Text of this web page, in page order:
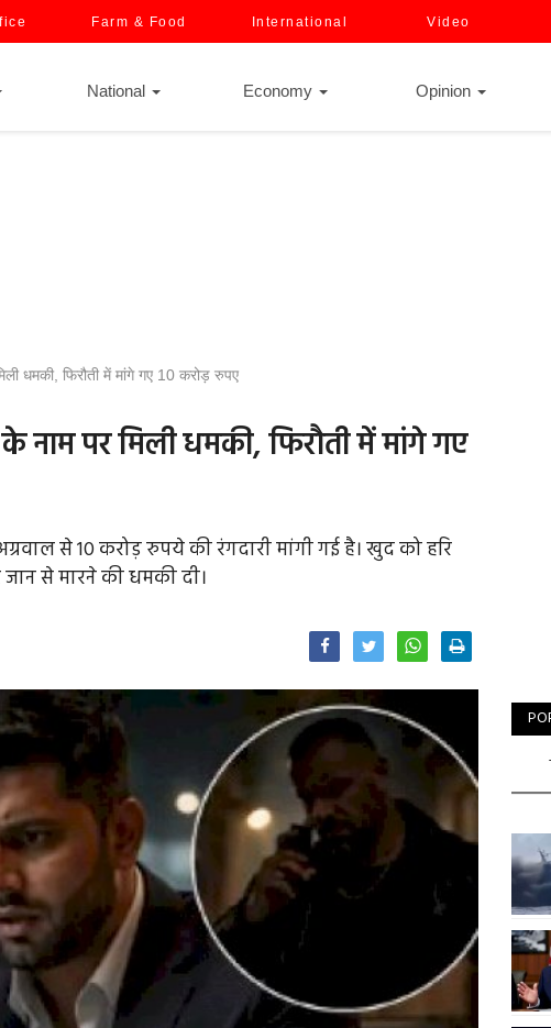
Farm & Food International Video
National Economy Opinion
धमकी, फिरौती में मांगे गए 10 करोड़ रुपए
पर मिली धमकी, फिरौती में मांगे गए
से 10 करोड़ रुपये की रंगदारी मांगी गई है। खुद को हरि
से मारने की धमकी दी।